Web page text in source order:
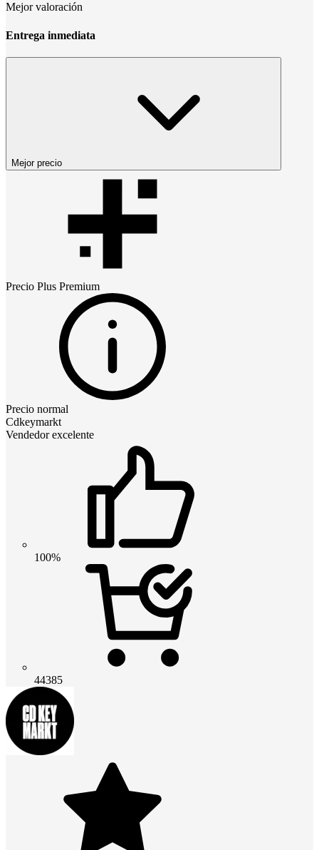
Mejor valoración
Entrega inmediata
Mejor precio
Precio Plus Premium
Precio normal
Cdkeymarkt
Vendedor excelente
100%
44385